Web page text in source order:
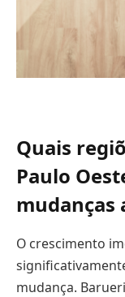
Quais
Paulo
mudanças
O crescimento
mudança.